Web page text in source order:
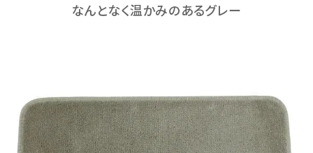
なんとなく温かみのあるグレー